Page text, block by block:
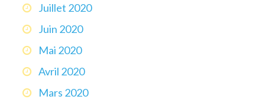
Juillet 2020
Juin 2020
Mai 2020
Avril 2020
Mars 2020